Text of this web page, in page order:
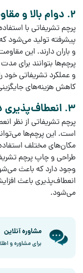
2. دوام بالا و مقاومت در برابر شرایط جوی
پرچم تشریفاتی با
پیشرفتهتولید می‌شود که
و باراندارند. این
پرچم‌ها بتوانند برای
و عملکرد تشریفاتی خود
کاهشهزینه‌های
3. انعطاف‌پذیری در طراحی و کاربرد
پرچم تشریفاتی از نظر
است. این پرچم‌ها
مکان‌های مختلف
طراحی و چاپ پرچم
وجود دارد که باعث
انعطاف‌پذیری باعث
می‌شود.
مشاوره آنلاین
برای مشاوره و